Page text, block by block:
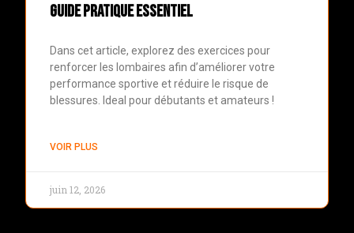
Guide pratique essentiel
Dans cet article, explorez des exercices pour
renforcer les lombaires afin d’améliorer votre
performance sportive et réduire le risque de
blessures. Ideal pour débutants et amateurs !
VOIR PLUS
juin 12, 2026